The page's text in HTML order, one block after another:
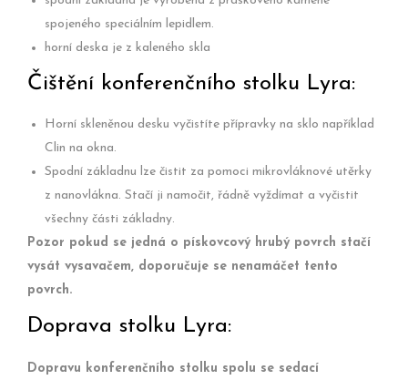
spojeného speciálním lepidlem.
horní deska je z kaleného skla
Čištění konferenčního stolku Lyra:
Horní skleněnou desku vyčistíte přípravky na sklo například
Clin na okna.
Spodní základnu lze čistit za pomoci mikrovláknové utěrky
z nanovlákna. Stačí ji namočit, řádně vyždímat a vyčistit
všechny části základny.
Pozor pokud se jedná o pískovcový hrubý povrch stačí
vysát vysavačem, doporučuje se nenamáčet tento
povrch.
Doprava stolku Lyra:
Dopravu konferenčního stolku spolu se sedací